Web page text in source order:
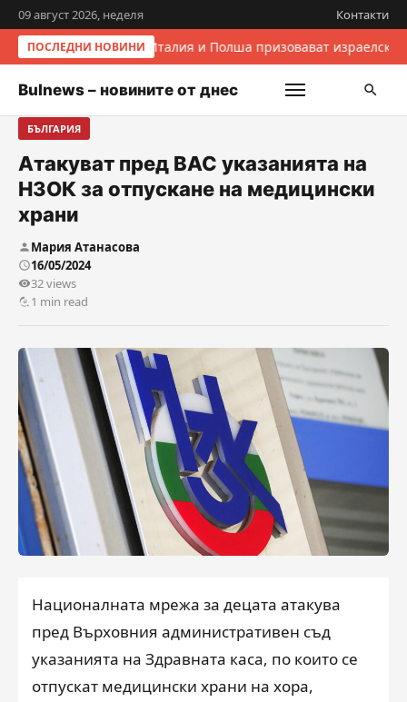
09 август 2026, неделя Контакти
ПОСЛЕДНИ НОВИНИ Италия и Полша призовават
Bulnews – новините от днес
БЪЛГАРИЯ
Атакуват пред ВАС указанията на
НЗОК за отпускане на медицински
храни
Мария Атанасова
16/05/2024
32 views
1 min read
Националната мрежа за децата атакува
пред Върховния административен съд
указанията на Здравната каса, по които се
отпускат медицински храни на хора,